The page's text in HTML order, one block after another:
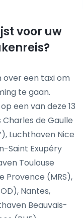
voor uw
over een taxi om
te gaan.
een van deze 13
de Gaulle
Luchthaven Nice
Saint Exupéry
Toulouse
Provence (MRS),
Nantes,
Beauvais-